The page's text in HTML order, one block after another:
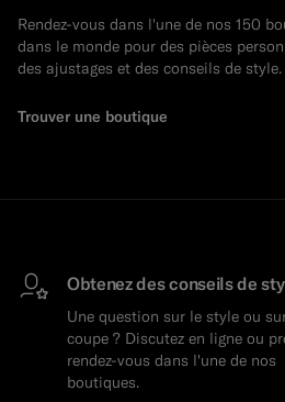
Rendez-vous dans l'une de nos 150
dans le monde pour des pièces
des ajustages et des conseils de style.
Trouver une boutique
Obtenez des conseils de
Une question sur le style ou
coupe ? Discutez en ligne ou
rendez-vous dans l'une de nos
boutiques.